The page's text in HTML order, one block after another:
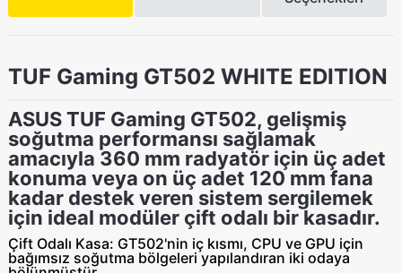
TUF Gaming GT502 WHITE EDITION
ASUS TUF Gaming GT502, gelişmiş
soğutma performansı sağlamak
amacıyla 360 mm radyatör için üç adet
konuma veya on üç adet 120 mm fana
kadar destek veren sistem sergilemek
için ideal modüler çift odalı bir kasadır.
Çift Odalı Kasa: GT502'nin iç kısmı, CPU ve GPU için
bağımsız soğutma bölgeleri yapılandıran iki odaya